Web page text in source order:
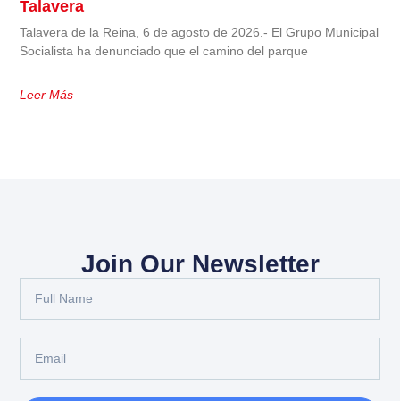
Talavera
Talavera de la Reina, 6 de agosto de 2026.- El Grupo Municipal
Socialista ha denunciado que el camino del parque
Leer Más
Join Our Newsletter